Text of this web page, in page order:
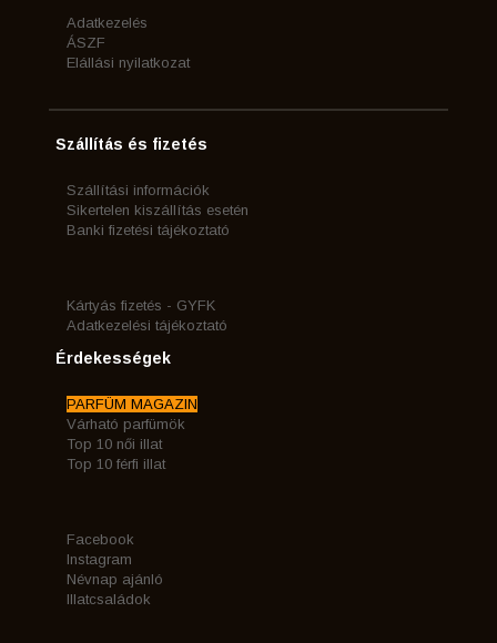
Adatkezelés
ÁSZF
Elállási nyilatkozat
Szállítás és fizetés
Szállítási információk
Sikertelen kiszállítás esetén
Banki fizetési tájékoztató
Kártyás fizetés - GYFK
Adatkezelési tájékoztató
Érdekességek
PARFÜM MAGAZIN
Várható parfümök
Top 10 női illat
Top 10 férfi illat
Facebook
Instagram
Névnap ajánló
Illatcsaládok